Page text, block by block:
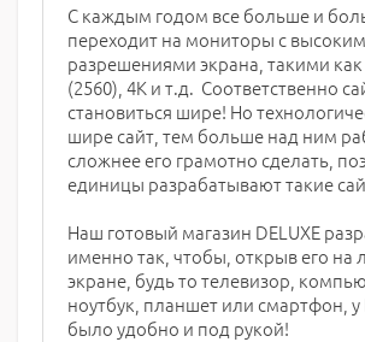
С каждым годом все больше и
переходит на мониторы с
разрешениями экрана, такими как
(2560), 4К и т.д. Соответственно
становиться шире! Но
шире сайт, тем больше над ним
сложнее его грамотно сделать,
единицы разрабатывают такие
Наш готовый магазин DELUXE
именно так, чтобы, открыв его на
экране, будь то телевизор,
ноутбук, планшет или смартфон, у
было удобно и под рукой!